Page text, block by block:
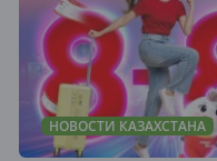
НОВОСТИ КАЗАХСТАНА